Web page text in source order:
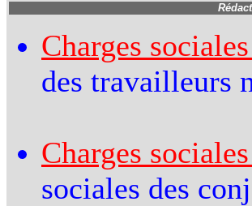
Charges
des travailleurs
Charges
sociales des